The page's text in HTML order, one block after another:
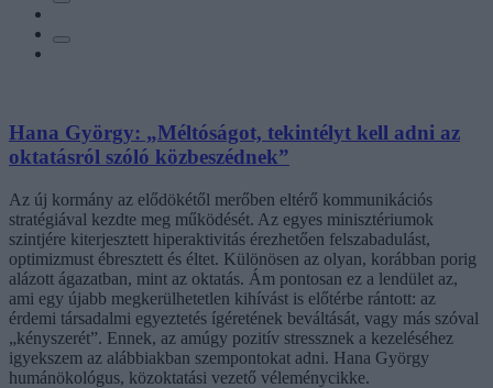
Hana György: „Méltóságot, tekintélyt kell adni az
oktatásról szóló közbeszédnek”
Az új kormány az elődökétől merőben eltérő kommunikációs
stratégiával kezdte meg működését. Az egyes minisztériumok
szintjére kiterjesztett hiperaktivitás érezhetően felszabadulást,
optimizmust ébresztett és éltet. Különösen az olyan, korábban porig
alázott ágazatban, mint az oktatás. Ám pontosan ez a lendület az,
ami egy újabb megkerülhetetlen kihívást is előtérbe rántott: az
érdemi társadalmi egyeztetés ígéretének beváltását, vagy más szóval
„kényszerét”. Ennek, az amúgy pozitív stressznek a kezeléséhez
igyekszem az alábbiakban szempontokat adni. Hana György
humánökológus, közoktatási vezető véleménycikke.